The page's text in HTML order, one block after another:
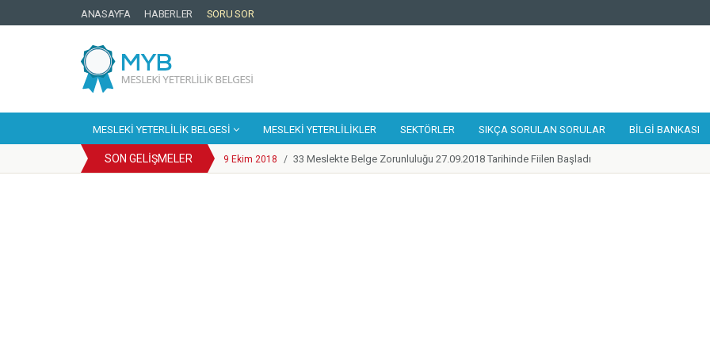
ANASAYFA HABERLER SORU SOR
MESLEKI YETERLILIK BELGESI MESLEKI YETERLILIKLER SEKTÖRLER SIKÇA SORULAN SORULAR BILGI BANKASI
SON GELIŞMELER 9 Ekim 2018 / 33 Meslekte Belge Zorunluluğu 27.09.2018 Tarihinde Fiilen Başladı